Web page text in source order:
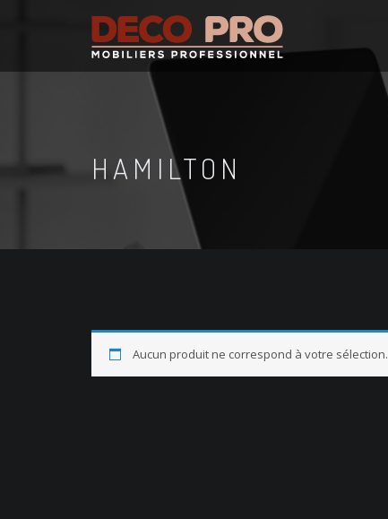
HAMILTON
Aucun produit ne correspond à votre sélection.